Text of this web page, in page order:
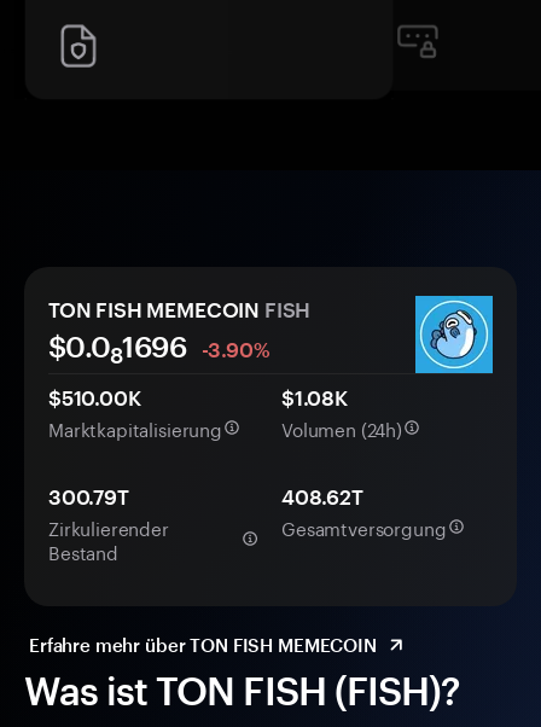
Was ist TON FISH (FISH)?
TON FISH MEMECOIN FISH
$0.081696
-3.90%
$510.00K
Marktkapitalisierung
$1.08K
Volumen (24h)
300.79T
Zirkulierender
Bestand
408.62T
Gesamtversorgung
Erfahre mehr über TON FISH MEMECOIN